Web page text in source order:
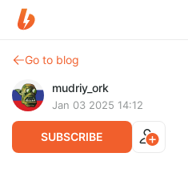
Go to blog
mudriy_ork
Jan 03 2025 14:12
SUBSCRIBE